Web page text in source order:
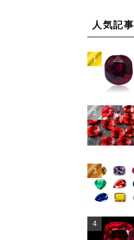
人気記事